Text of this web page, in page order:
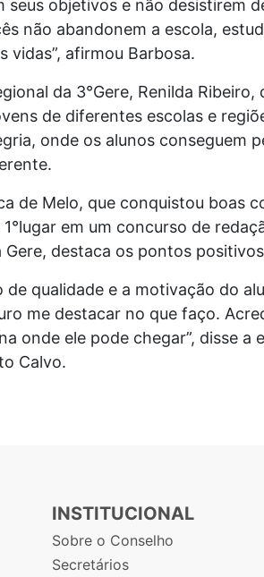
seus objetivos e não desistirem
não abandonem a escola,
vidas”, afirmou Barbosa.
da 3°Gere, Renilda
de diferentes escolas e
onde os alunos conseguem
de Melo, que conquistou boas
em um concurso de
Gere, destaca os pontos
de qualidade e a motivação do
me destacar no que faço.
onde ele pode chegar”, disse a
Calvo.
INSTITUCIONAL
Sobre o Conselho
Secretários